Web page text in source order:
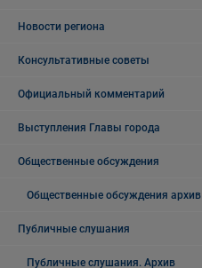
Новости региона
Консультативные советы
Официальный комментарий
Выступления Главы города
Общественные обсуждения
Общественные обсуждения архив
Публичные слушания
Публичные слушания. Архив